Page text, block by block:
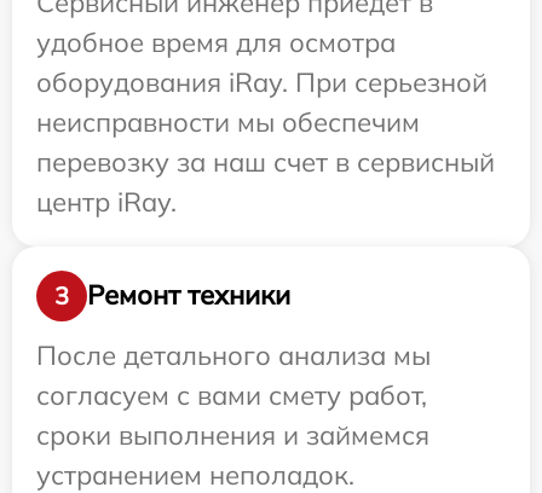
удобное время для осмотра
оборудования iRay. При серьезной
неисправности мы обеспечим
перевозку за наш счет в сервисный
центр iRay.
3
Ремонт техники
После детального анализа мы
согласуем с вами смету работ,
сроки выполнения и займемся
устранением неполадок.